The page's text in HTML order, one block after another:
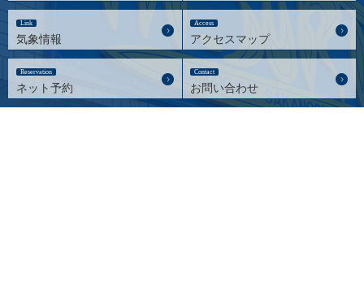
Link
気象情報
Access
アクセスマップ
Reservation
ネット予約
Contact
お問い合わせ